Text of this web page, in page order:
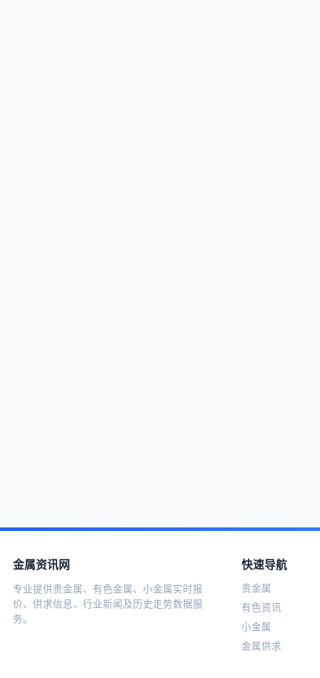
金属资讯网
专业提供贵金属、有色金属、小金属实时报
价、供求信息、行业新闻及历史走势数据服
务。
快速导航
贵金属
有色资讯
小金属
金属供求